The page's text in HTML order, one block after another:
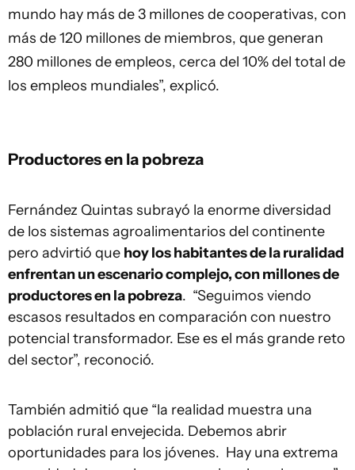
mundo hay más de 3 millones de cooperativas, con
más de 120 millones de miembros, que generan
280 millones de empleos, cerca del 10% del total de
los empleos mundiales”, explicó.
Productores en la pobreza
Fernández Quintas subrayó la enorme diversidad
de los sistemas agroalimentarios del continente
pero advirtió que hoy los habitantes de la ruralidad
enfrentan un escenario complejo, con millones de
productores en la pobreza. “Seguimos viendo
escasos resultados en comparación con nuestro
potencial transformador. Ese es el más grande reto
del sector”, reconoció.
También admitió que “la realidad muestra una
población rural envejecida. Debemos abrir
oportunidades para los jóvenes. Hay una extrema